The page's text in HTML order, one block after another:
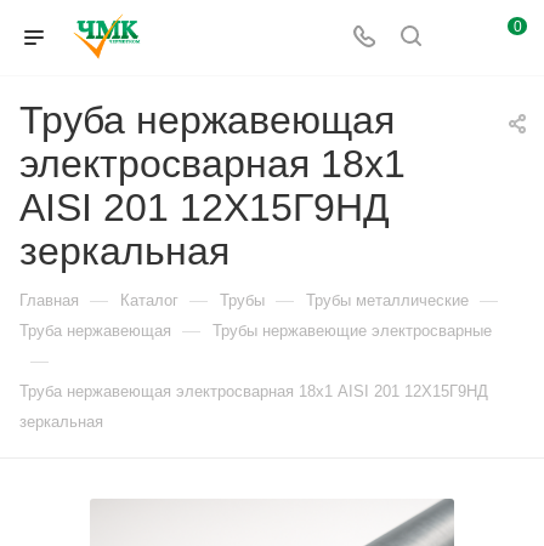
0
Труба нержавеющая
электросварная 18х1
AISI 201 12Х15Г9НД
зеркальная
Главная — Каталог — Трубы — Трубы металлические —
Труба нержавеющая — Трубы нержавеющие электросварные
—
Труба нержавеющая электросварная 18х1 AISI 201 12Х15Г9НД
зеркальная